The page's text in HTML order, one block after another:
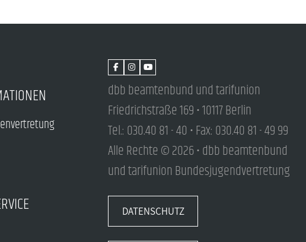
dbb beamtenbund und tarifunion
Friedrichstraße 169 • 10117 Berlin
Tel.: 030.40 81 - 40 • Fax: 030.40 81 - 49 99
Alle Rechte © 2026 • dbb beamtenbund
und tarifunion Bundesjugendvertretung
DATENSCHUTZ